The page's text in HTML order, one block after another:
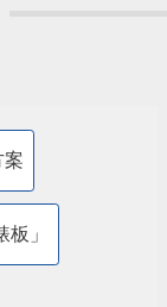
案
」